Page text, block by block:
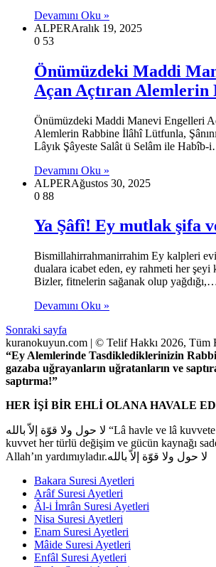
Devamını Oku »
ALPERAralık 19, 2025
0 53
Önümüzdeki Maddi
Açan Açtıran Alemlerin
Önümüzdeki Maddi Manevi Engelleri
Alemlerin Rabbine İlâhî Lütfunla,
Lâyık Şâyeste Salât ü Selâm ile
Devamını Oku »
ALPERAğustos 30, 2025
0 88
Ya Şâfî! Ey mutlak şifa
Bismillahirrahmanirrahim Ey kalpleri
dualara icabet eden, ey rahmeti her şeyi
Bizler, fitnelerin sağanak olup
Devamını Oku »
Sonraki sayfa
kuranokuyun.com | © Telif Hakkı 2026, Tüm
“Ey Alemlerinde Tasdiklediklerinizin
gazaba uğrayanların uğratanların ve
saptırma!”
HER İŞİ BİR EHLİ OLANA HAVALE
لا حول ولا قوّة إلاّ بالله “Lâ havle ve lâ kuvvete illâ billâh Güç ve
kuvvet her türlü değişim ve gücün kaynağı
Allah’ın yardımıyladır.لا حول ولا قوّة إلاّ بالله
Bakara Suresi Ayetleri
Arâf Suresi Ayetleri
Âl-i İmrân Suresi Ayetleri
Nisa Suresi Ayetleri
Enam Suresi Ayetleri
Mâide Suresi Ayetleri
Enfâl Suresi Ayetleri